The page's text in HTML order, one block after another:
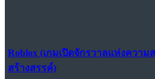
Roblox (เกมเปิดจักรวาลแห่งควา
สร้างสรรค์)